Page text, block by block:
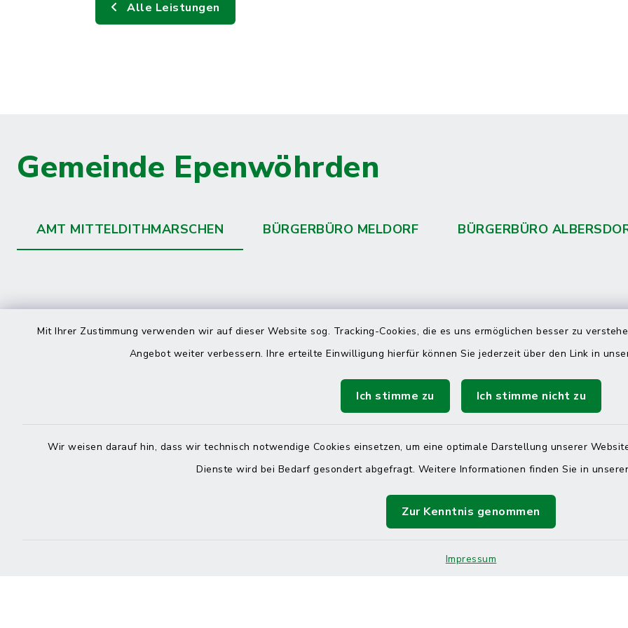
Mit Ihrer Zustimmung verwenden wir auf dieser Website sog. Tracking-Cookies, die es uns ermöglichen besser zu
Angebot weiter verbessern. Ihre erteilte Einwilligung hierfür können Sie jederzeit über den Link in
Ich stimme zu Ich stimme nicht zu
Wir weisen darauf hin, dass wir technisch notwendige Cookies einsetzen, um eine optimale Darstellung unserer
Dienste wird bei Bedarf gesondert abgefragt. Weitere Informationen finden Sie in
Zur Kenntnis genommen
Impressum
Alle Leistungen
Gemeinde Epenwöhrden
AMT MITTELDITHMARSCHEN BÜRGERBÜRO MELDORF BÜRGERBÜRO
Kontakt
04832 6065-215
direkte telefonische Erreichbarkeit per
Durchwahl
Montag - Donnerstag
08:00 Uhr – 12:00 Uhr
14:00 Uhr – 16:00 Uhr
Online-Terminvereinbarung
Haben Sie ein dringendes Anliegen, finden aber online
keinen zeitnahen Termin? Rufen Sie uns gerne unter der